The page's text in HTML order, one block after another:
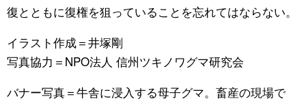
復とともに復権を狙っていることを忘れてはならない。
イラスト作成＝井塚剛
写真協力＝NPO法人 信州ツキノワグマ研究会
バナー写真＝牛舎に浸入する母子グマ。畜産の現場で